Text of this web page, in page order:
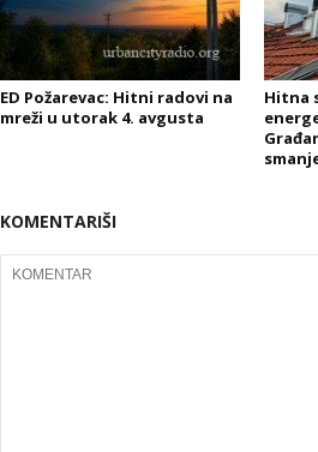
ED Požarevac: Hitni radovi na
mreži u utorak 4. avgusta
Hitna
KOMENTARIŠI